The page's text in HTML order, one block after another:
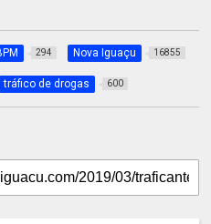
294 Nova Iguaçu 16855
tráfico de drogas 600